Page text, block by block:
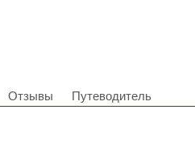
Отзывы Путеводитель